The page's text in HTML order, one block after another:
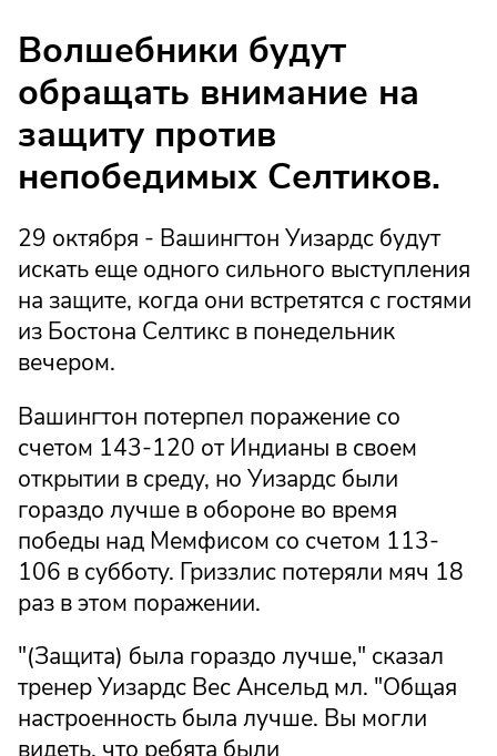
Волшебники будут
обращать внимание на
защиту против
непобедимых Селтиков.
29 октября - Вашингтон Уизардс будут
искать еще одного сильного выступления
на защите, когда они встретятся с гостями
из Бостона Селтикс в понедельник
вечером.
Вашингтон потерпел поражение со
счетом 143-120 от Индианы в своем
открытии в среду, но Уизардс были
гораздо лучше в обороне во время
победы над Мемфисом со счетом 113-
106 в субботу. Гриззлис потеряли мяч 18
раз в этом поражении.
"(Защита) была гораздо лучше," сказал
тренер Уизардс Вес Ансельд мл. "Общая
настроенность была лучше. Вы могли